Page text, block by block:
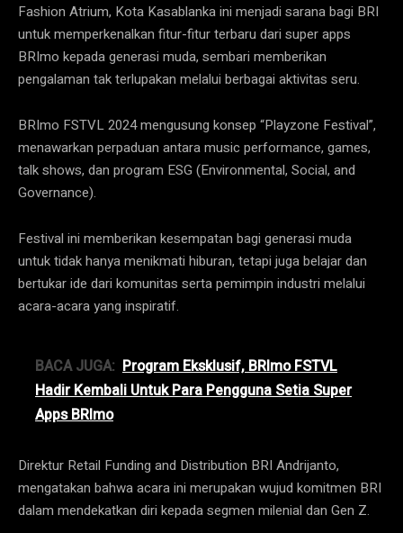
Fashion Atrium, Kota Kasablanka ini menjadi sarana bagi BRI
untuk memperkenalkan fitur-fitur terbaru dari super apps
BRImo kepada generasi muda, sembari memberikan
pengalaman tak terlupakan melalui berbagai aktivitas seru.
BRImo FSTVL 2024 mengusung konsep “Playzone Festival”,
menawarkan perpaduan antara music performance, games,
talk shows, dan program ESG (Environmental, Social, and
Governance).
Festival ini memberikan kesempatan bagi generasi muda
untuk tidak hanya menikmati hiburan, tetapi juga belajar dan
bertukar ide dari komunitas serta pemimpin industri melalui
acara-acara yang inspiratif​.
BACA JUGA: Program Eksklusif, BRImo FSTVL
Hadir Kembali Untuk Para Pengguna Setia Super
Apps BRImo
Direktur Retail Funding and Distribution BRI Andrijanto,
mengatakan bahwa acara ini merupakan wujud komitmen BRI
dalam mendekatkan diri kepada segmen milenial dan Gen Z.